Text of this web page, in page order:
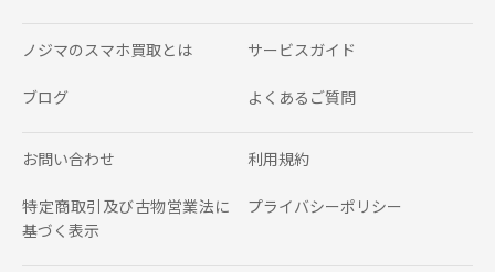
ノジマのスマホ買取とは サービスガイド
ブログ よくあるご質問
お問い合わせ 利用規約
特定商取引及び古物営業法に
基づく表示
プライバシーポリシー